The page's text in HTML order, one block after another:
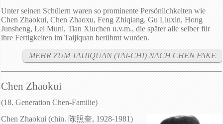
Unter seinen Schülern waren so prominente Persönlichkeiten wie
Chen Zhaokui, Chen Zhaoxu, Feng Zhiqiang, Gu Liuxin, Hong
Junsheng, Lei Muni, Tian Xiuchen u.v.m., die später alle selber für
ihre Fertigkeiten im Taijiquan berühmt wurden.
MEHR ZUM TAIJIQUAN (TAI-CHI) NACH CHEN FAKE
Chen Zhaokui
(18. Generation Chen-Familie)
Chen Zhaokui (chin. 陈照奎, 1928-1981)